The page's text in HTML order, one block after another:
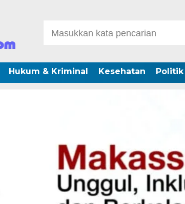
Hukum & Kriminal Kesehatan Politik